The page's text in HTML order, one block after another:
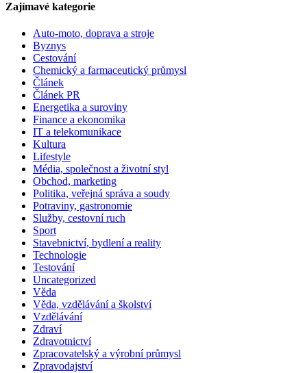
Zajímavé kategorie
Auto-moto, doprava a stroje
Byznys
Cestování
Chemický a farmaceutický průmysl
Článek
Článek PR
Energetika a suroviny
Finance a ekonomika
IT a telekomunikace
Kultura
Lifestyle
Média, společnost a životní styl
Obchod, marketing
Politika, veřejná správa a soudy
Potraviny, gastronomie
Služby, cestovní ruch
Sport
Stavebnictví, bydlení a reality
Technologie
Testování
Uncategorized
Věda
Věda, vzdělávání a školství
Vzdělávání
Zdraví
Zdravotnictví
Zpracovatelský a výrobní průmysl
Zpravodajství